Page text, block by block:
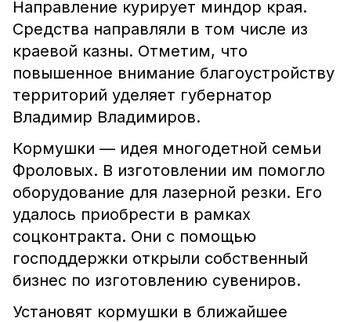
Направление курирует миндор края.
Средства направляли в том числе из
краевой казны. Отметим, что
повышенное внимание благоустройству
территорий уделяет губернатор
Владимир Владимиров.
Кормушки — идея многодетной семьи
Фроловых. В изготовлении им помогло
оборудование для лазерной резки. Его
удалось приобрести в рамках
соцконтракта. Они с помощью
господдержки открыли собственный
бизнес по изготовлению сувениров.
Установят кормушки в ближайшее